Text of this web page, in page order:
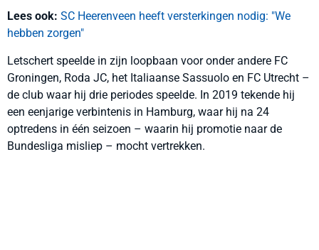
Lees ook: SC Heerenveen heeft versterkingen nodig: "We
hebben zorgen"
Letschert speelde in zijn loopbaan voor onder andere FC
Groningen, Roda JC, het Italiaanse Sassuolo en FC Utrecht –
de club waar hij drie periodes speelde. In 2019 tekende hij
een eenjarige verbintenis in Hamburg, waar hij na 24
optredens in één seizoen – waarin hij promotie naar de
Bundesliga misliep – mocht vertrekken.